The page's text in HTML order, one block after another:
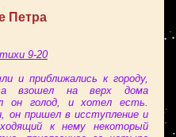
Петра
9-20
и приближались к городу,
взошел на верх дома
он голод, и хотел есть.
он пришел в исступление и
к нему некоторый